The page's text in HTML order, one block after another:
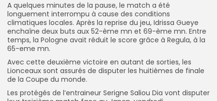
A quelques minutes de la pause, le match a été
longuement interrompu à cause des conditions
climatiques locales. Après la reprise du jeu, Idrissa Gueye
enchaîne deux buts aux 52-ème mn et 69-ème mn. Entre
temps, la Pologne avait réduit le score grâce à Regula, à la
65-eme mn.
Avec cette deuxième victoire en autant de sorties, les
Lionceaux sont assurés de disputer les huitièmes de finale
de la Coupe du monde.
Les protégés de l’entraineur Serigne Saliou Dia vont disputer